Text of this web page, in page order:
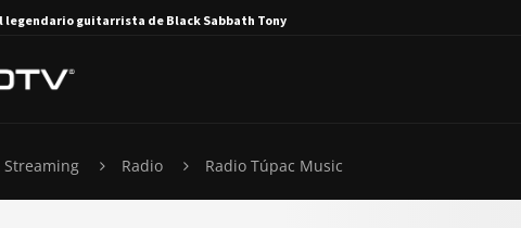
legendario guitarrista de Black Sabbath Tony Iommi...
Streaming Radio Radio Túpac Music